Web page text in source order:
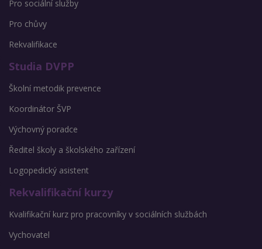
Pro sociální služby
Pro chůvy
Rekvalifikace
Studia DVPP
Školní metodik prevence
Koordinátor ŠVP
Výchovný poradce
Ředitel školy a školského zařízení
Logopedický asistent
Rekvalifikační kurzy
Kvalifikační kurz pro pracovníky v sociálních službách
Vychovatel